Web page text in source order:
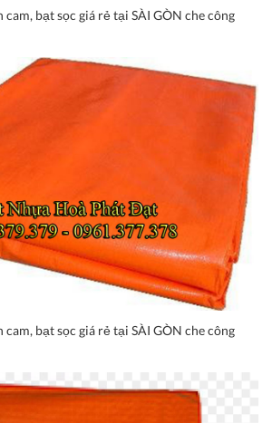
cam, bạt sọc giá rẻ tại SÀI GÒN che công
cam, bạt sọc giá rẻ tại SÀI GÒN che công